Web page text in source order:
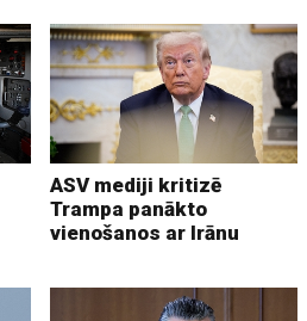
ASV mediji kritizē
Trampa panākto
vienošanos ar Irānu